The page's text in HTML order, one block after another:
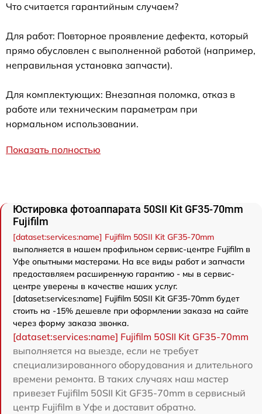
Что считается гарантийным случаем?
Для работ: Повторное проявление дефекта, который
прямо обусловлен с выполненной работой (например,
неправильная установка запчасти).
Для комплектующих: Внезапная поломка, отказ в
работе или техническим параметрам при
нормальном использовании.
Показать полностью
Юстировка фотоаппарата 50SII Kit GF35-70mm
Fujifilm
[dataset:services:name] Fujifilm 50SII Kit GF35-70mm
выполняется в нашем профильном сервис-центре Fujifilm в
Уфе опытными мастерами. На все виды работ и запчасти
предоставляем расширенную гарантию - мы в сервис-
центре уверены в качестве наших услуг.
[dataset:services:name] Fujifilm 50SII Kit GF35-70mm будет
стоить на -15% дешевле при оформлении заказа на сайте
через форму заказа звонка.
[dataset:services:name] Fujifilm 50SII Kit GF35-70mm
выполняется на выезде, если не требует
специализированного оборудования и длительного
времени ремонта. В таких случаях наш мастер
привезет Fujifilm 50SII Kit GF35-70mm в сервисный
центр Fujifilm в Уфе и доставит обратно.